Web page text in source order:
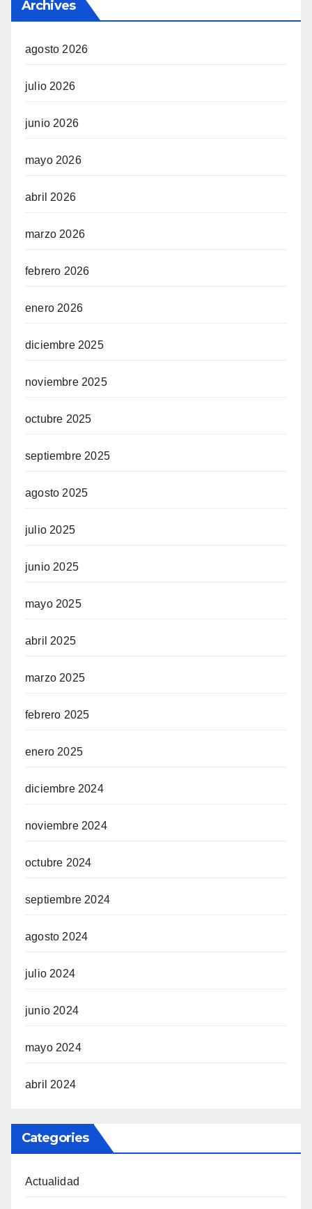
Archives
agosto 2026
julio 2026
junio 2026
mayo 2026
abril 2026
marzo 2026
febrero 2026
enero 2026
diciembre 2025
noviembre 2025
octubre 2025
septiembre 2025
agosto 2025
julio 2025
junio 2025
mayo 2025
abril 2025
marzo 2025
febrero 2025
enero 2025
diciembre 2024
noviembre 2024
octubre 2024
septiembre 2024
agosto 2024
julio 2024
junio 2024
mayo 2024
abril 2024
Categories
Actualidad